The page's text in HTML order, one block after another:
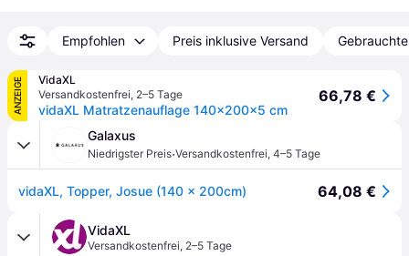
Empfohlen Preis inklusive Versand
ANZEIGE
VidaXL
Versandkostenfrei, 2–5 Tage
vidaXL Matratzenauflage 140x200x5 cm
66,78 €
Galaxus
Niedrigster Preis·Versandkostenfrei, 4–5 Tage
vidaXL, Topper, Josue (140 x 200cm) 64,08 €
VidaXL
Versandkostenfrei, 2–5 Tage